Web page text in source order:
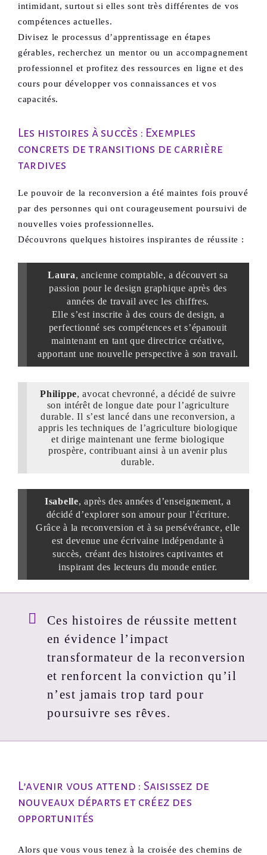
intimidant, surtout si elles sont très différentes de vos
compétences actuelles.
Divisez le processus d’apprentissage en étapes
gérables, recherchez un mentor ou un accompagnement
professionnel et profitez des ressources en ligne et des
cours pour développer vos connaissances et vos
capacités.
Les histoires à succès : Exemples
concrets de transitions de carrière
tardives
Le pouvoir de la reconversion a été maintes fois prouvé
par des personnes qui ont courageusement poursuivi de
nouvelles voies professionnelles.
Découvrons quelques histoires inspirantes de réussite :
Laura, ancienne comptable, a découvert sa
passion pour le design graphique après des
années de travail avec les chiffres.
Elle s’est inscrite à des cours de design, a
perfectionné ses compétences et s’épanouit
maintenant en tant que directrice créative,
apportant une nouvelle perspective à son travail.
Philippe, avocat chevronné, a décidé de suivre
son intérêt de longue date pour l’agriculture
durable. Il s’est lancé dans une reconversion, a
appris les techniques de l’agriculture biologique
et dirige maintenant une ferme biologique
prospère, contribuant ainsi à un avenir plus
durable.
Isabelle, après des années d’enseignement, a
décidé d’explorer son amour pour l’écriture.
Grâce à la reconversion et à sa persévérance, elle
est devenue une écrivaine indépendante à
succès, créant des histoires captivantes et
inspirant des lecteurs du monde entier.
Ces histoires de réussite mettent
en évidence l’impact
transformateur de la reconversion
et renforcent la conviction qu’il
n’est jamais trop tard pour
poursuivre ses rêves.
L’avenir vous attend : Saisissez de
nouveaux départs et créez des
opportunités
Alors que vous vous tenez à la croisée des chemins de